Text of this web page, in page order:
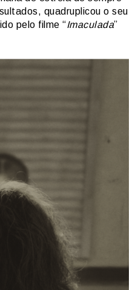
quadruplicou o seu
pelo filme “Imaculada”